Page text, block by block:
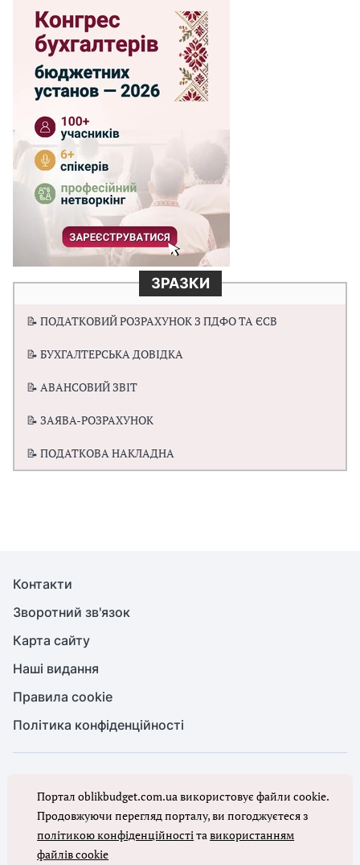
ЗРАЗКИ
📝 ПОДАТКОВИЙ РОЗРАХУНОК З ПДФО ТА ЄСВ
📝 БУХГАЛТЕРСЬКА ДОВІДКА
📝 АВАНСОВИЙ ЗВІТ
📝 ЗАЯВА-РОЗРАХУНОК
📝 ПОДАТКОВА НАКЛАДНА
Контакти
Зворотний зв'язок
Карта сайту
Наші видання
Правила cookie
Політика конфіденційності
Повне або часткове копіювання будь-яких матеріалів порталу,
цитування, публікація їх анотованих оглядів допускаються лише з
письмового дозволу редакції порталу
Ми в соцмережах
Портал oblikbudget.com.ua використовує файли cookie.
Продовжуючи перегляд порталу, ви погоджуєтеся з
політикою конфіденційностітавикористанням
файлів cookie